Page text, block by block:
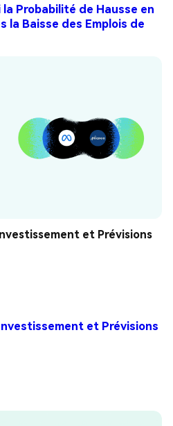
Probabilité de Hausse en
la Baisse des Emplois de
et Prévisions
et Prévisions